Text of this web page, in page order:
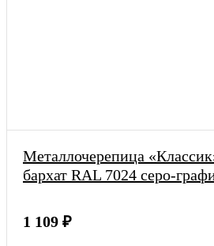
Металлочерепица
бархат RAL 7024 серо-
1 109 ₽